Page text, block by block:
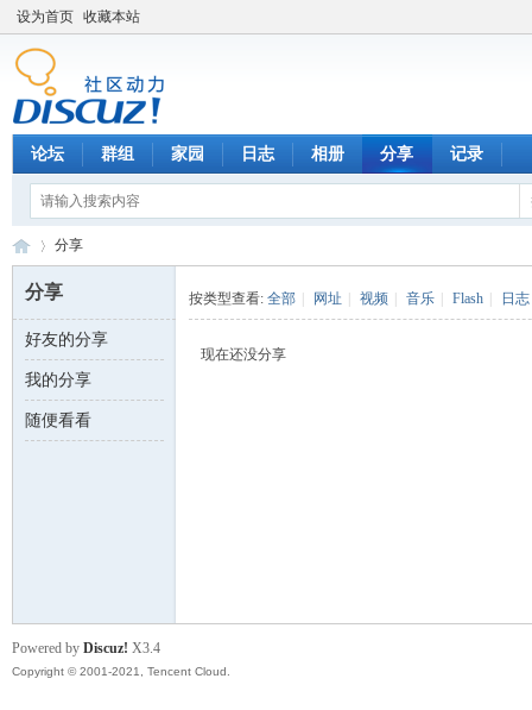
设为首页 收藏本站
论坛 群组 家园 日志 相册 分享 记录
数 ›
分享
分享
好友的分享
我的分享
随便看看
按类型查看: 全部 网址 视频 音乐 Flash 日志
现在还没分享
Powered by Discuz! X3.4
Copyright © 2001-2021, Tencent Cloud.